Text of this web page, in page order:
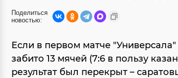
Поделиться
новостью:
Если в первом матче
забито 13 мячей (7:6 в пользу
результат был перекрыт –